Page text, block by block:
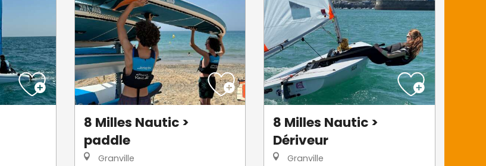
8 Milles Nautic >
paddle
Granville
8 Milles Nautic >
Dériveur
Granville